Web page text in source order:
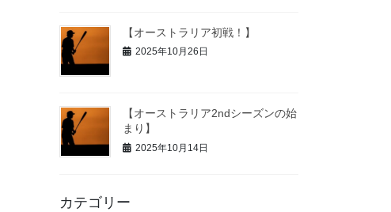
【オーストラリア初戦！】
2025年10月26日
【オーストラリア2ndシーズンの始
まり】
2025年10月14日
カテゴリー